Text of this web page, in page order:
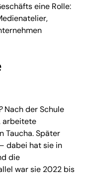
eine Rolle:
Nach der Schule
arbeitete
Taucha. Später
dabei hat sie in
die
war sie 2022 bis